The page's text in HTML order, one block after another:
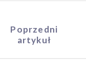
Poprzedni
artykuł